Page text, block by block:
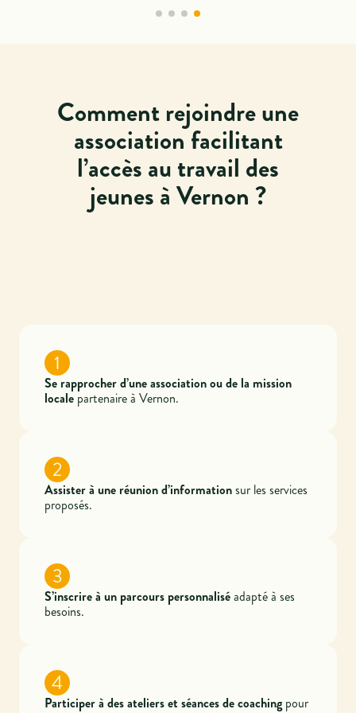
Comment rejoindre une
association facilitant
l’accès au travail des
jeunes à Vernon ?
1
Se rapprocher d’une association ou de la mission
locale partenaire à Vernon.
2
Assister à une réunion d’informationsur les services
proposés.
3
S’inscrire à un parcours personnaliséadapté à ses
besoins.
4
Participer à des ateliers et séances de coaching pour